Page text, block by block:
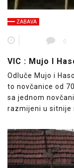
ZABAVA
0
VIC : Mujo I
Odluče Mujo i
to novčanice od
sa jednom
razmijeni u sitnije